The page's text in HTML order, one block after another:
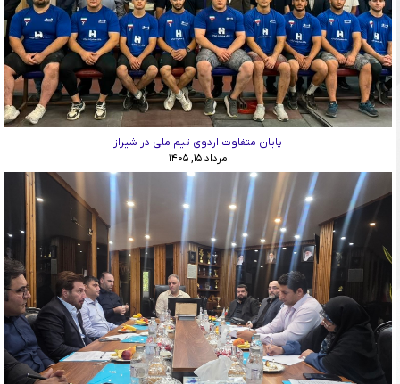
پایان متفاوت اردوی تیم ملی در شیراز
مرداد ۱۵, ۱۴۰۵